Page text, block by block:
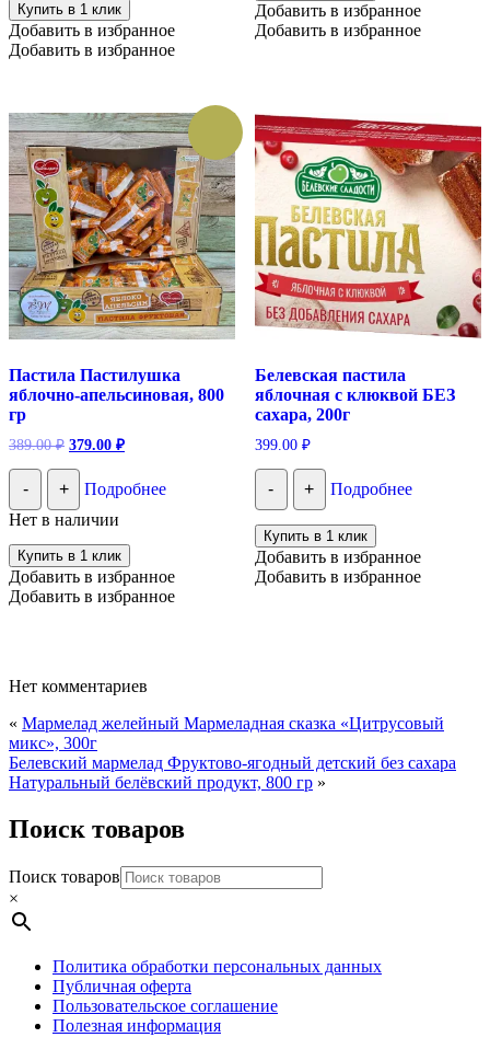
Купить в 1 клик
Добавить в избранное
Добавить в избранное
Добавить в избранное
Добавить в избранное
Пастила Пастилушка
яблочно-апельсиновая, 800
гр
389.00₽ Первоначальная
составляла
389.00 ₽.
379.00 ₽Текущая
379.00 ₽.
- +
Подробнее
Нет в наличии
Купить в 1 клик
Добавить в избранное
Добавить в избранное
Белевская пастила
яблочная с клюквой БЕЗ
сахара, 200г
399.00 ₽
- + Подробнее
Купить в 1 клик
Добавить в избранное
Добавить в избранное
Нет комментариев
« Мармелад желейный Мармеладная сказка «Цитрусовый
микс», 300г
Белевский мармелад Фруктово-ягодный детский без сахара
Натуральный белёвский продукт, 800 гр »
Поиск товаров
Поиск товаров
×
Политика обработки персональных данных
Публичная оферта
Пользовательское соглашение
Полезная информация